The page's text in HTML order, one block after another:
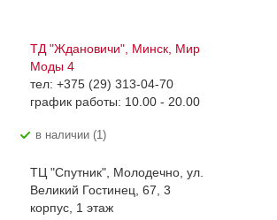
ТД "Ждановичи", Минск, Мир
Моды 4
тел: +375 (29) 313-04-70
график работы: 10.00 - 20.00
В наличии (1)
ТЦ "Спутник", Молодечно, ул.
Великий Гостинец, 67, 3
корпус, 1 этаж